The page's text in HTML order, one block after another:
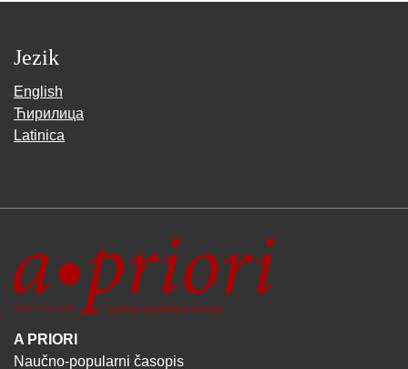
Jezik
English
Ћирилица
Latinica
A PRIORI
Naučno-popularni časopis